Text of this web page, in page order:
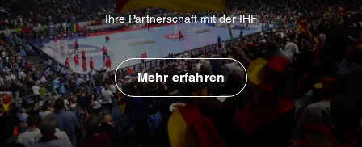
Ihre Partnerschaft mit der IHF
Mehr erfahren